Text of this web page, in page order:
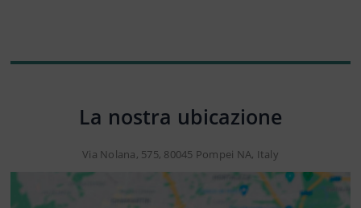
La nostra ubicazione
Via Nolana, 575, 80045 Pompei NA, Italy